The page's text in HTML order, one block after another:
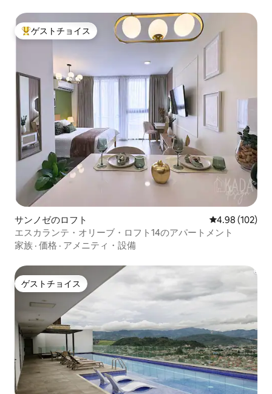
大好評のゲストチョイスです。
ゲストチョイス
サンノゼのロフト レビュー102
4.98 (102)
エスカランテ・オリーブ・ロフト14のアパートメント
家族 · 価格 · アメニティ・設備
ゲストチョイス
ゲストチョイス